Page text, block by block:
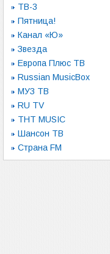
ТВ-3
Пятница!
Канал «Ю»
Звезда
Европа Плюс ТВ
Russian MusicBox
МУЗ ТВ
RU TV
ТНТ MUSIC
Шансон ТВ
Страна FM